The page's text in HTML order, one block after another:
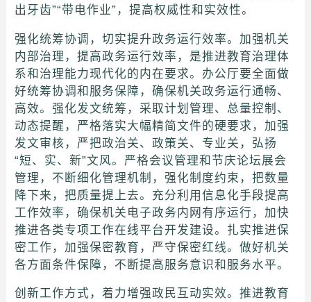
出牙齿”“带电作业”，提高权威性和实效性。
强化统筹协调，切实提升政务运行效率。加强机关
内部治理，提高政务运行效率，是推进教育治理体
系和治理能力现代化的内在要求。办公厅要全面做
好统筹协调和服务保障，确保机关政务运行通畅、
高效。强化发文统筹，采取计划管理、总量控制、
动态提醒，严格落实大幅精简文件的硬要求，加强
发文审核，严把政治关、政策关、专业关，弘扬
“短、实、新”文风。严格会议管理和节庆论坛展会
管理，不断细化管理机制，强化制度约束，把数量
降下来，把质量提上去。充分利用信息化手段提高
工作效率，确保机关电子政务内网有序运行，加快
推进各类专项工作在线平台开发建设。扎实推进保
密工作，加强保密教育，严守保密红线。做好机关
各方面条件保障，不断提高服务意识和服务水平。
创新工作方式，着力增强政民互动实效。推进教育